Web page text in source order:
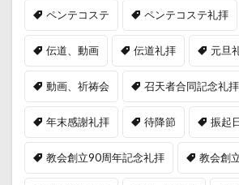
ペンテコステ ペンテコステ礼拝
伝道、動画 伝道礼拝 元旦
動画、祈祷会 召天者合同記念礼拝
年末感謝礼拝 待降節 振起
教会創立90周年記念礼拝 教会創